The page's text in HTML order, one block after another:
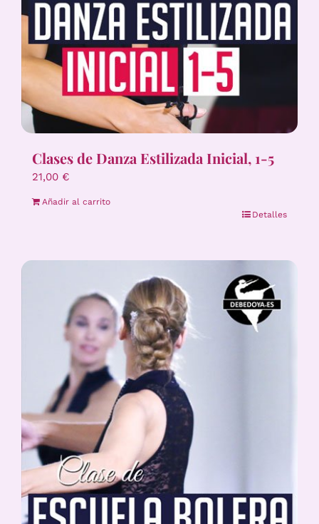
Clases de Danza Estilizada Inicial, 1-5
21,00 €
Añadir al carrito
Detalles